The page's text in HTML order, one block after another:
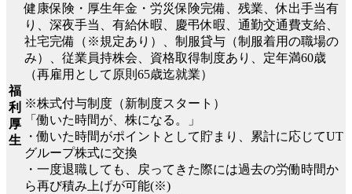
福
利
厚
生
健康保険・厚生年金・労災保険完備、残業、休出手当有
り、深夜手当、有給休暇、慶弔休暇、通勤交通費支給、
社宅完備（※規定あり）、制服貸与（制服着用の職場の
み）、従業員持株会、資格取得制度あり、定年満60歳
（再雇用として原則65歳迄就業）
※株式付与制度（新制度スタート）
「働いた時間が、株になる。」
・働いた時間がポイントとして貯まり、累計に応じてUT
グループ株式に交換
・一度退職しても、戻ってきた際には過去の労働時間か
ら再び積み上げが可能(※)